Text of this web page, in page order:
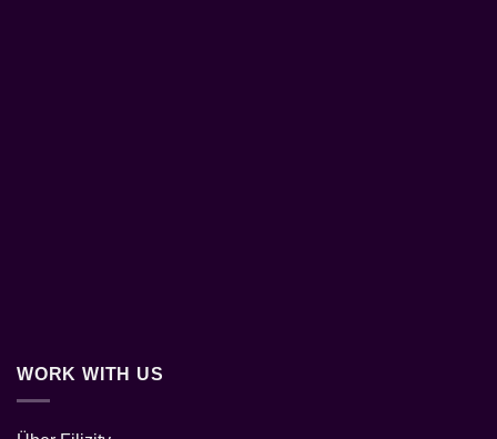
WORK WITH US